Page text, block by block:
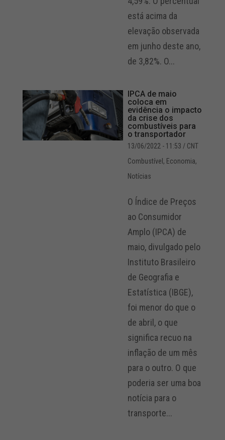
está acima da
elevação observada
em junho deste ano,
de 3,82%. O...
IPCA de maio
coloca em
evidência o impacto
da crise dos
combustíveis para
o transportador
13/06/2022 - 11:53 / CNT
Combustível , Economia,
Notícias
O Índice de Preços
ao Consumidor
Amplo (IPCA) de
maio, divulgado pelo
Instituto Brasileiro
de Geografia e
Estatística (IBGE),
foi menor do que o
de abril, o que
significa recuo na
inflação de um mês
para o outro. O que
poderia ser uma boa
notícia para o
transporte...